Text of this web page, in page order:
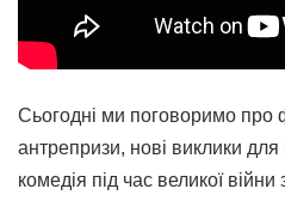
Сьогодні ми поговоримо про
антрепризи, нові виклики для
комедія під час великої